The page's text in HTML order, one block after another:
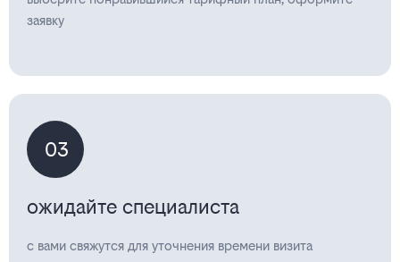
заявку
03
ожидайте специалиста
с вами свяжутся для уточнения времени визита